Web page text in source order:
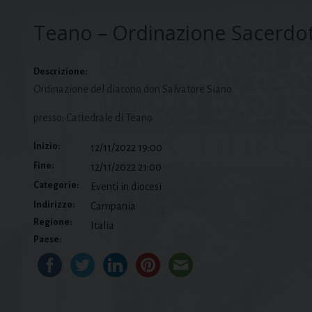
Teano – Ordinazione
Descrizione:
Ordinazione del diacono don Salvatore Siano
presso: Cattedrale di Teano
Inizio: 12/11/2022 19:00
Fine: 12/11/2022 21:00
Categorie: Eventi in diocesi
Indirizzo:
Regione:
Campania
Paese:
Italia